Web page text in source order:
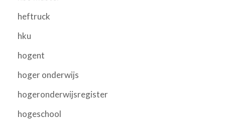
heftruck
hku
hogent
hoger onderwijs
hogeronderwijsregister
hogeschool